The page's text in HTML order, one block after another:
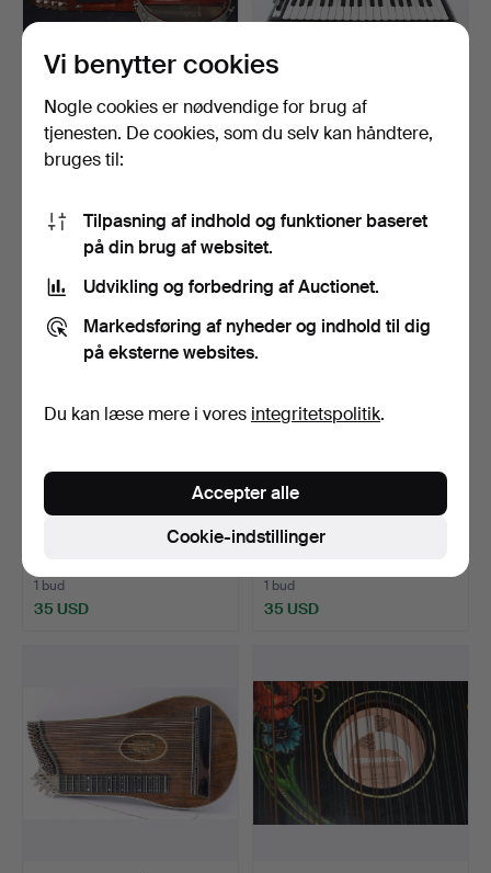
BANJO.
Opnåede hammerslag 14 dec
58 USD
DELICIA. Harmonium,
Tyskland i slutningen …
41 USD
HUNTER. Kikkert/feltbriller
Opnåede hammerslag 30 apr
1 bud
35 USD
MASKINTELEGRAF,
messing, formentlig
Englan…
Opnåede hammerslag 30 apr
1 bud
35 USD
Vi benytter cookies
Nogle cookies er nødvendige for brug af
tjenesten. De cookies, som du selv kan håndtere,
bruges til:
Tilpasning af indhold og funktioner baseret
på din brug af websitet.
Udvikling og forbedring af Auctionet.
Markedsføring af nyheder og indhold til dig
på eksterne websites.
Du kan læse mere i vores integritetspolitik.
Cookie-indstillinger
Accepter alle